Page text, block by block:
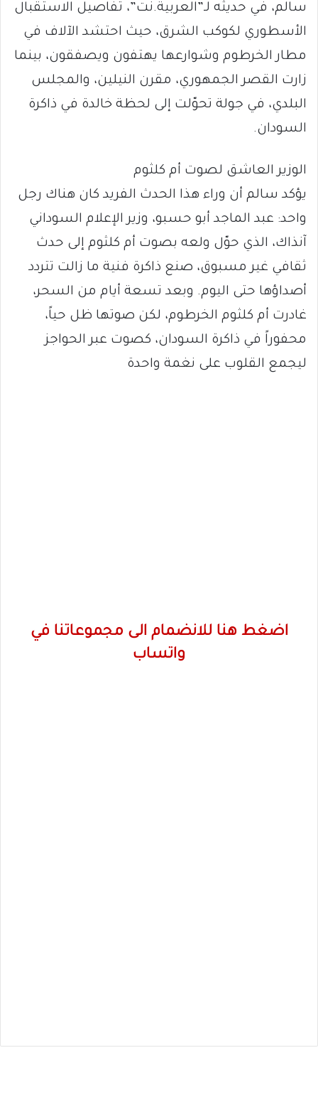
سالم، في حديثه لـ”العربية.نت”، تفاصيل الاستقبال
الأسطوري لكوكب الشرق، حيث احتشد الآلاف في
مطار الخرطوم وشوارعها يهتفون ويصفقون، بينما
زارت القصر الجمهوري، مقرن النيلين، والمجلس
البلدي، في جولة تحوّلت إلى لحظة خالدة في ذاكرة
السودان.
الوزير العاشق لصوت أم كلثوم
يؤكد سالم أن وراء هذا الحدث الفريد كان هناك رجل
واحد: عبد الماجد أبو حسبو، وزير الإعلام السوداني
آنذاك، الذي حوّل ولعه بصوت أم كلثوم إلى حدث
ثقافي غير مسبوق، صنع ذاكرة فنية ما زالت تتردد
أصداؤها حتى اليوم. وبعد تسعة أيام من السحر،
غادرت أم كلثوم الخرطوم، لكن صوتها ظل حياً،
محفوراً في ذاكرة السودان، كصوت عبر الحواجز
ليجمع القلوب على نغمة واحدة
اضغط هنا للانضمام الى مجموعاتنا في
واتساب